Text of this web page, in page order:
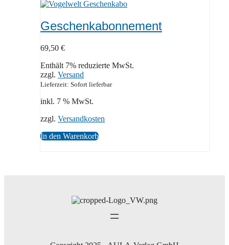
Geschenkabonnement
69,50 €
Enthält 7% reduzierte MwSt.
zzgl. Versand
Lieferzeit: Sofort lieferbar
inkl. 7 % MwSt.
zzgl. Versandkosten
In den Warenkorb